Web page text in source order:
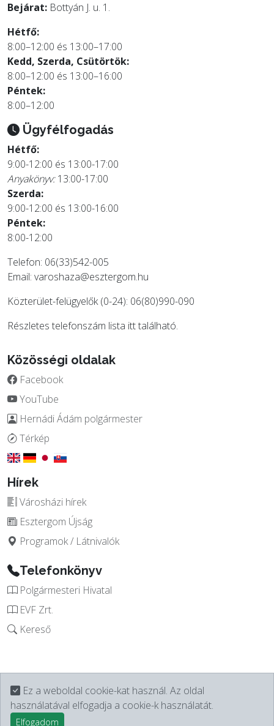
Ez a weboldal cookie-kat használ. Az oldal
használatával elfogadja a cookie-k használatát.
Elfogadom
Bejárat: Bottyán J. u. 1.
Hétfő:
8:00–12:00 és 13:00–17:00
Kedd, Szerda, Csütörtök:
8:00–12:00 és 13:00–16:00
Péntek:
8:00–12:00
Ügyfélfogadás
Hétfő:
9:00-12:00 és 13:00-17:00
Anyakönyv:13:00-17:00
Szerda:
9:00-12:00 és 13:00-16:00
Péntek:
8:00-12:00
Telefon: 06(33)542-005
Email: varoshaza@esztergom.hu
Közterület-felügyelők (0-24): 06(80)990-090
Részletes telefonszám lista itttalálható.
Közösségi oldalak
Facebook
YouTube
Hernádi Ádám polgármester
Térkép
Hírek
Városházi hírek
Esztergom Újság
Programok / Látnivalók
Telefonkönyv
Polgármesteri Hivatal
EVF Zrt.
Kereső